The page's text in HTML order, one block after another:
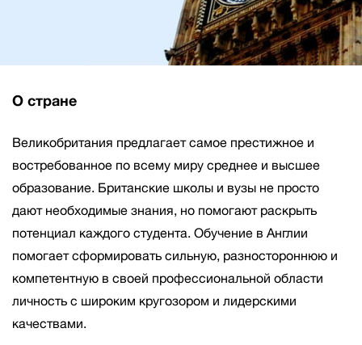
О стране
Великобритания предлагает самое престижное и
востребованное по всему миру среднее и высшее
образование. Британские школы и вузы не просто
дают необходимые знания, но помогают раскрыть
потенциал каждого студента. Обучение в Англии
помогает сформировать сильную, разностороннюю и
компетентную в своей профессиональной области
личность с широким кругозором и лидерскими
качествами.